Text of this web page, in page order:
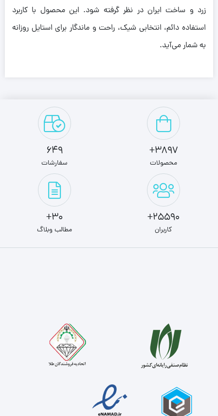
زرد و ساخت ایران در نظر گرفته شود. این محصول با کاربرد
استفاده دائم، انتخابی شیک، راحت و ماندگار برای استایل روزانه
به شمار می‌آید.
3897+
محصولات
649
سفارشات
25590+
کاربران
30+
مطالب وبلاگ